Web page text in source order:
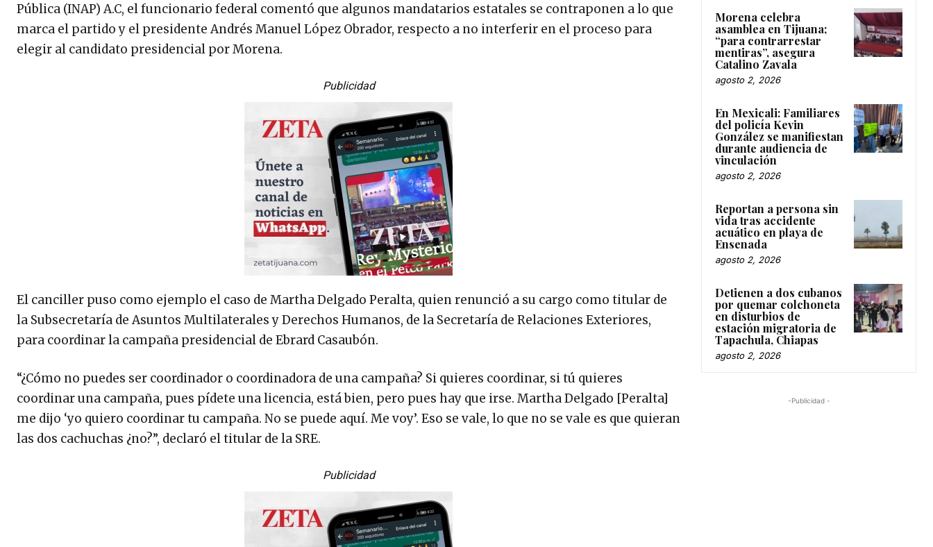
Pública (INAP) A.C, el funcionario federal comentó que algunos mandatarios estatales se contraponen a lo que
marca el partido y el presidente Andrés Manuel López Obrador, respecto a no interferir en el proceso para
elegir al candidato presidencial por Morena.
Publicidad
El canciller puso como ejemplo el caso de Martha Delgado Peralta, quien renunció a su cargo como titular de
la Subsecretaría de Asuntos Multilaterales y Derechos Humanos, de la Secretaría de Relaciones Exteriores,
para coordinar la campaña presidencial de Ebrard Casaubón.
“¿Cómo no puedes ser coordinador o coordinadora de una campaña? Si quieres coordinar, si tú quieres
coordinar una campaña, pues pídete una licencia, está bien, pero pues hay que irse. Martha Delgado [Peralta]
me dijo ‘yo quiero coordinar tu campaña. No se puede aquí. Me voy’. Eso se vale, lo que no se vale es que quieran
las dos cachuchas ¿no?”, declaró el titular de la SRE.
Publicidad
Morena celebra
asamblea en Tijuana;
“para contrarrestar
mentiras”, asegura
Catalino Zavala
agosto 2, 2026
En Mexicali: Familiares
del policía Kevin
González se manifiestan
durante audiencia de
vinculación
agosto 2, 2026
Reportan a persona sin
vida tras accidente
acuático en playa de
Ensenada
agosto 2, 2026
Detienen a dos cubanos
por quemar colchoneta
en disturbios de
estación migratoria de
Tapachula, Chiapas
agosto 2, 2026
-Publicidad -